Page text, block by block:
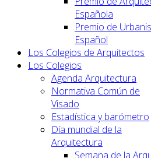
Española
Premio de
Español
Los Colegios de Arquitectos
Los Colegios
Agenda Arquitectura
Normativa Común de
Visado
Estadística y barómetro
Día mundial de la
Arquitectura
Semana de la